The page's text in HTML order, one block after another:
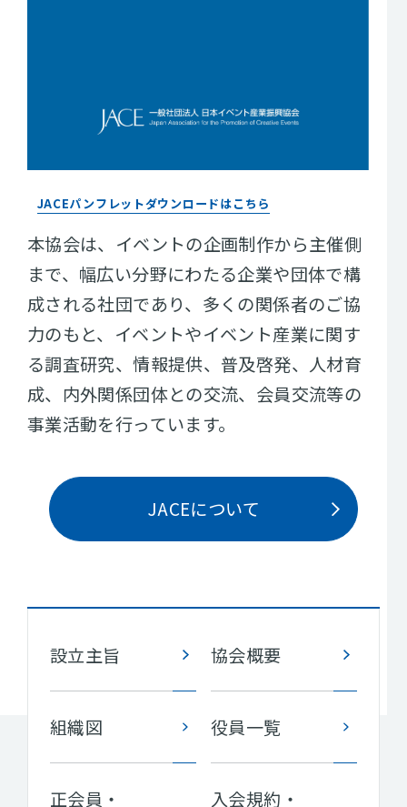
本協会は、イベントの企画制作から主催側
まで、幅広い分野にわたる企業や団体で構
成される社団であり、多くの関係者のご協
力のもと、イベントやイベント産業に関す
る調査研究、情報提供、普及啓発、人材育
成、内外関係団体との交流、会員交流等の
事業活動を行っています。
JACEについて
JACEパンフレットダウンロードはこちら
設立主旨 協会概要
組織図 役員一覧
正会員・ 入会規約・